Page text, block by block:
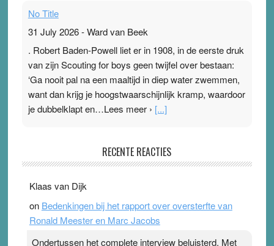
No Title
31 July 2026-Ward van Beek
. Robert Baden-Powell liet er in 1908, in de eerste druk
van zijn Scouting for boys geen twijfel over bestaan:
‘Ga nooit pal na een maaltijd in diep water zwemmen,
want dan krijg je hoogstwaarschijnlijk kramp, waardoor
je dubbelklapt en…Lees meer › [...]
Ward van Beek
topsporters. Ze hopen ermee hun hartslag te verlagen
terwijl ze meer zuurstof opnemen. Daarop heeft zo’n
pleister geen effect. Maar het gevoel ‘makkelijker te
RECENTE REACTIES
Klaas van Dijk
on Bedenkingen bij het rapport over oversterfte van
Ronald Meester en Marc Jacobs
Ondertussen het complete interview beluisterd. Met